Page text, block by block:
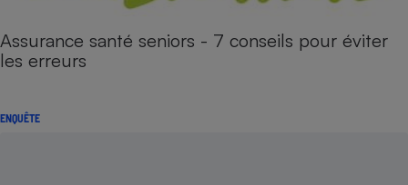
Assurance santé seniors - 7 conseils pour éviter
les erreurs
ENQUÊTE